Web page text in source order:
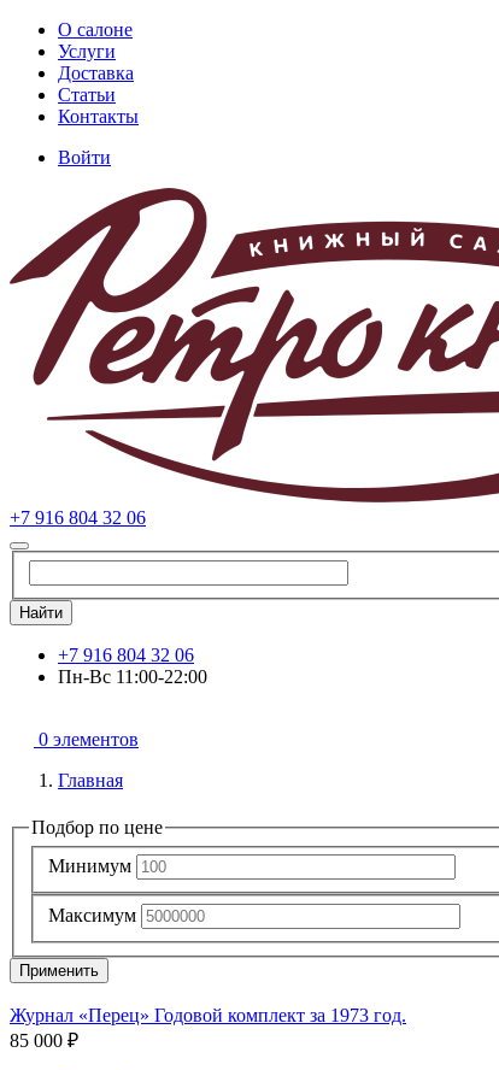
Перейти
основному
содержанию
Основная
навигация
О салоне
Услуги
Доставка
Статьи
Контакты
учётной
записи
пользователя
Войти
+7 916 804 32 06
Найти
+7 916 804 32 06
Пн-Вс 11:00-22:00
0 элементов
Главная
Подбор по цене
Минимум
Максимум
Применить
Журнал «Перец» Годовой комплект за 1973 год.
85 000 ₽